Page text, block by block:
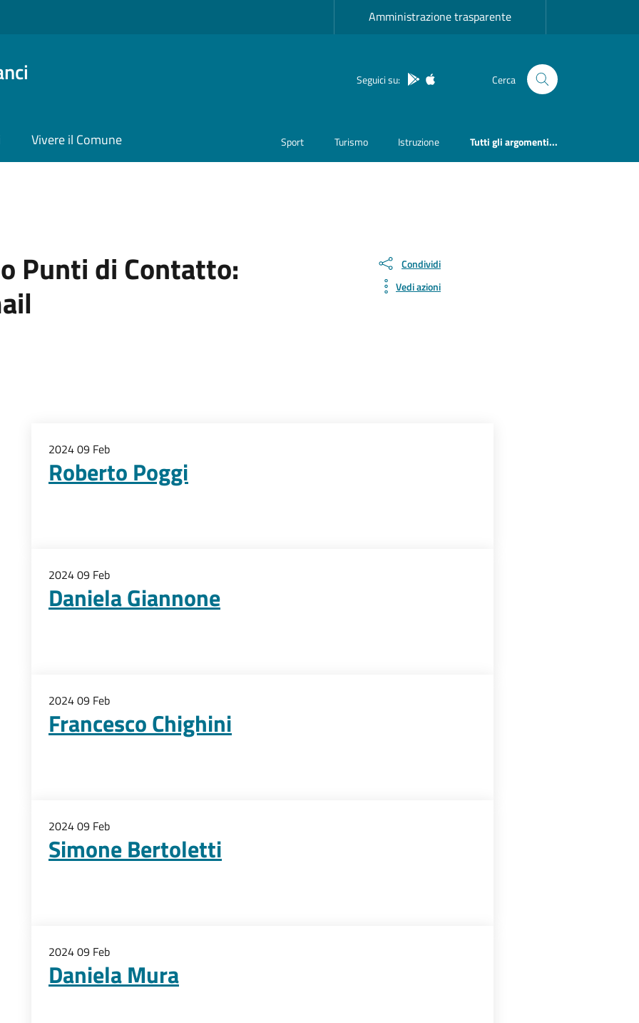
Amministrazione trasparente
Seguici su: App Android
App IOS Cerca
Vivere il Comune Sport Turismo Istruzione Tutti gli argomenti...
Punti di Contatto:
Condividi
Vedi azioni
202409 Feb
Roberto Poggi
202409 Feb
Daniela Giannone
202409 Feb
Francesco Chighini
202409 Feb
Simone Bertoletti
202409 Feb
Daniela Mura